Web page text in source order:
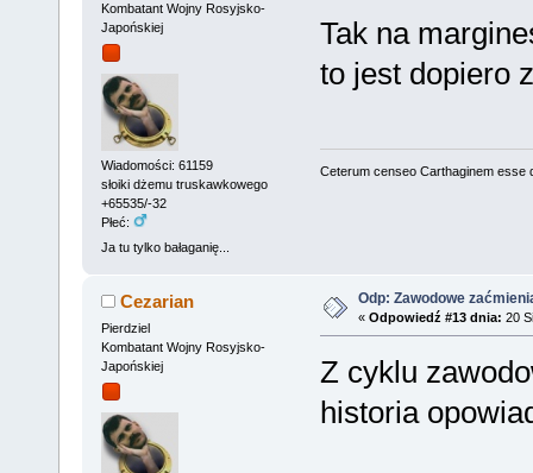
Kombatant Wojny Rosyjsko-
Japońskiej
Wiadomości: 61159
słoiki dżemu truskawkowego
+65535/-32
Płeć:
Ja tu tylko bałaganię...
Tak na
to jest dopiero
Ceterum censeo Carthaginem esse
Cezarian
Pierdziel
Kombatant Wojny Rosyjsko-
Japońskiej
Odp: Zawodowe
« Odpowiedź #13 dnia: 20
Z cyklu
historia